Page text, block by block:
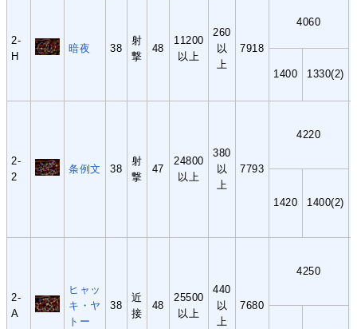
2-
H
暗夜 38
射
撃
48
11200
以上
260
以
上
7918
4060
1400 1330(2)
2-
2
条例文 38
射
撃
47
24800
以上
380
以
上
7793
4220
1420 1400(2)
2-
A
ヒャッ
キ・ヤ
トー
38
近
接
48
25500
以上
440
以
上
7680
4250